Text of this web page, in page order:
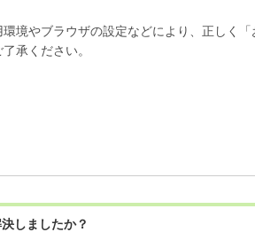
境やブラウザの設定などにより、正しく
承ください。
しましたか？